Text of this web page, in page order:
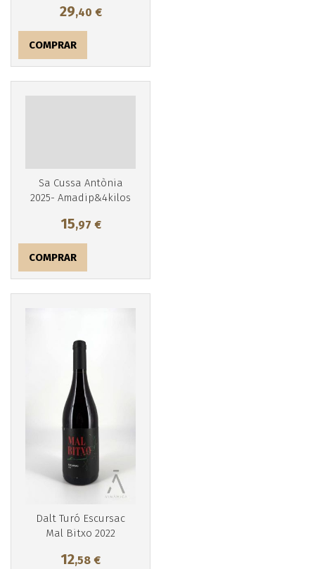
29,40 €
COMPRAR
Sa Cussa Antònia
2025- Amadip&4kilos
15,97 €
COMPRAR
Dalt Turó Escursac
Mal Bitxo 2022
12,58 €
Más info